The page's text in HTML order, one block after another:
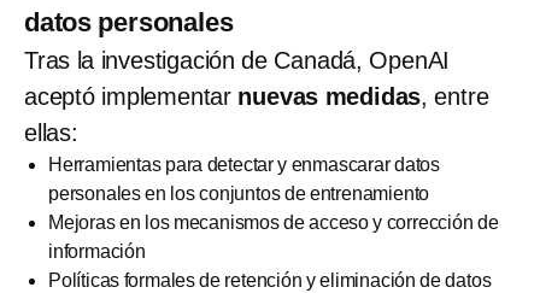
datos personales
Tras la investigación de Canadá, OpenAI
aceptó implementar nuevas medidas, entre
ellas:
Herramientas para detectar y enmascarar datos
personales en los conjuntos de entrenamiento
Mejoras en los mecanismos de acceso y corrección de
información
Políticas formales de retención y eliminación de datos